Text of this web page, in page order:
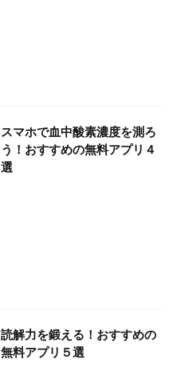
スマホで血中酸素濃度を測ろ
う！おすすめの無料アプリ４
選
読解力を鍛える！おすすめの
無料アプリ５選